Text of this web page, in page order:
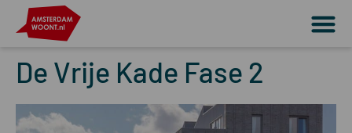
De Vrije Kade Fase 2